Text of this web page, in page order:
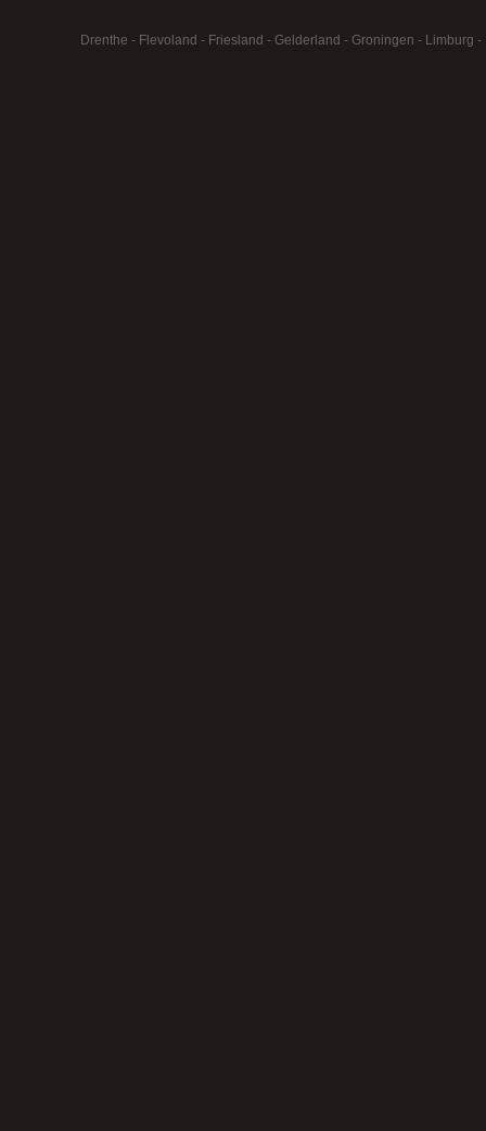
Drenthe - Flevoland - Friesland - Gelderland - Groningen - Limburg -